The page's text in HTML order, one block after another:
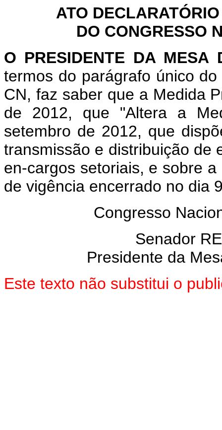
ATO
DO CONGRESSO
O PRESIDENTE DA MESA
termos do parágrafo único
CN, faz saber que a Medida
de 2012, que "Altera a
setembro de 2012, que
transmissão e distribuição de
en-cargos setoriais, e sobre
de vigência encerrado no dia
Congresso
Senador
Presidente da
Este texto não substitui o